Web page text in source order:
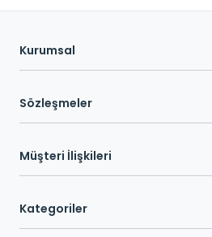
Kurumsal
Sözleşmeler
Müşteri İlişkileri
Kategoriler